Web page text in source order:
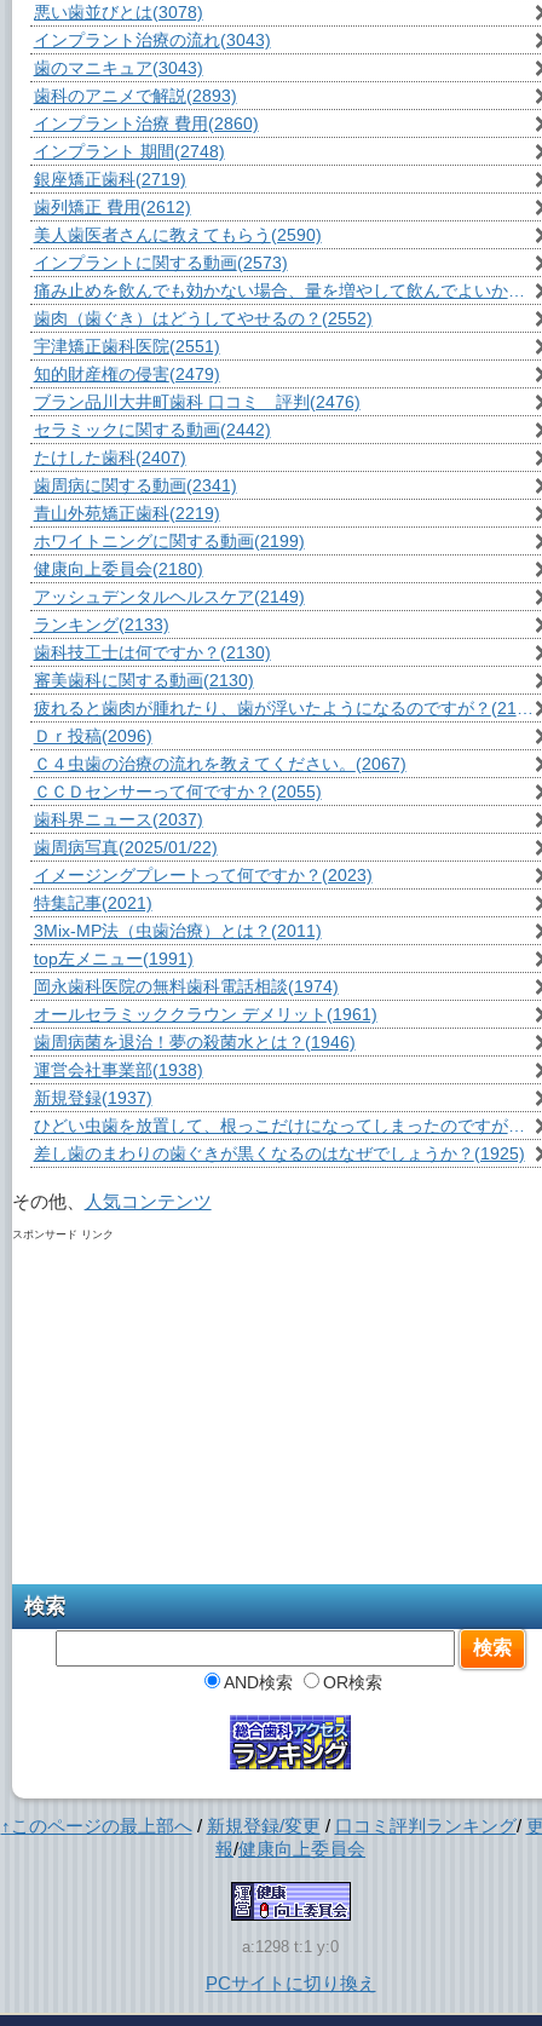
悪い歯並びとは(3078)
インプラント治療の流れ(3043)
歯のマニキュア(3043)
歯科のアニメで解説(2893)
インプラント治療 費用(2860)
インプラント 期間(2748)
銀座矯正歯科(2719)
歯列矯正 費用(2612)
美人歯医者さんに教えてもらう (2590)
インプラントに関する動画(2573)
痛み止めを飲んでも効かない場合、量を増やして飲んでよいか？
歯肉（歯ぐき）はどうしてやせるの？ (2552)
宇津矯正歯科医院(2551)
知的財産権の侵害(2479)
ブラン品川大井町歯科 口コミ 評判 (2476)
セラミックに関する動画(2442)
たけした歯科(2407)
歯周病に関する動画(2341)
青山外苑矯正歯科(2219)
ホワイトニングに関する動画(2199)
健康向上委員会(2180)
アッシュデンタルヘルスケア(2149)
ランキング(2133)
歯科技工士は何ですか？ (2130)
審美歯科に関する動画(2130)
疲れると歯肉が腫れたり、歯が浮いたようになるのですが？ (2105)
Ｄｒ投稿(2096)
Ｃ４虫歯の治療の流れを教えてください。 (2067)
ＣＣＤセンサーって何ですか？ (2055)
歯科界ニュース(2037)
歯周病写真(2025/01/22)
イメージングプレートって何ですか？ (2023)
特集記事(2021)
3Mix-MP法（虫歯治療）とは？ (2011)
top左メニュー(1991)
岡永歯科医院の無料歯科電話相談(1974)
オールセラミッククラウン デメリット (1961)
歯周病菌を退治！夢の殺菌水とは？ (1946)
運営会社事業部(1938)
新規登録(1937)
ひどい虫歯を放置して、根っこだけになってしまったのですが？
差し歯のまわりの歯ぐきが黒くなるのはなぜでしょうか？ (1925)
その他、 人気コンテンツ
スポンサード リンク
検索
AND検索 OR検索
↑このページの最上部へ/ 新規登録/変更 / 口コミ評判ランキング/
報/健康向上委員会
a:1298 t:1 y:0
PCサイトに切り換え